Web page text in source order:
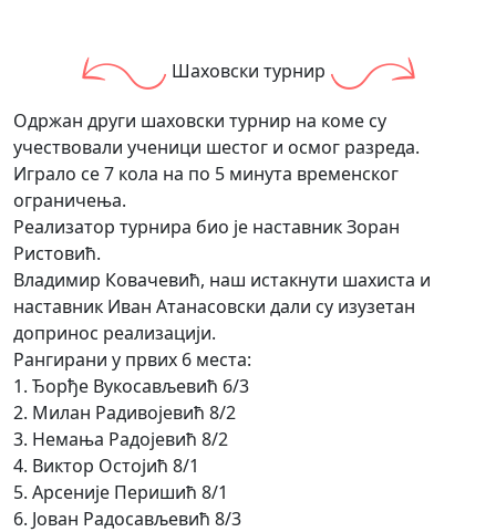
Шаховски турнир
Одржан други шаховски турнир на коме су
учествовали ученици шестог и осмог разреда.
Играло се 7 кола на по 5 минута временског
ограничења.
Реализатор турнира био је наставник Зоран
Ристовић.
Владимир Ковачевић, наш истакнути шахиста и
наставник Иван Атанасовски дали су изузетан
допринос реализацији.
Рангирани у првих 6 места:
1. Ђорђе Вукосављевић 6/3
2. Милан Радивојевић 8/2
3. Немања Радојевић 8/2
4. Виктор Остојић 8/1
5. Арсеније Перишић 8/1
6. Јован Радосављевић 8/3